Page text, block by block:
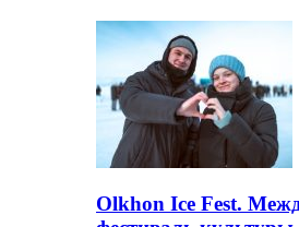
Olkhon Ice Fest.